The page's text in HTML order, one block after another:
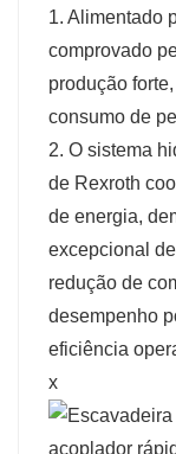
(5)
Equipado
Luzes de
Freios
1. Alimentado
comprovado
produção
consumo de
2. O sistema
de Rexroth
de energia,
excepcional
redução de
desempenho
eficiência
x